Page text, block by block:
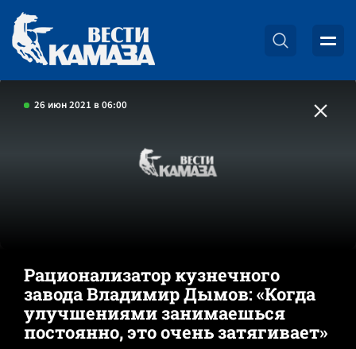
26 июн 2021 в 06:00
Рационализатор кузнечного
завода Владимир Дымов: «Когда
улучшениями занимаешься
постоянно, это очень затягивает»